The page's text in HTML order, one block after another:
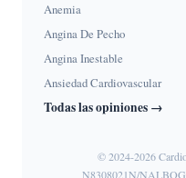
Anemia
Angina De Pecho
Angina Inestable
Ansiedad Cardiovascular
Todas las opiniones →
© 2024-2026
N8308021N/NALBOG.